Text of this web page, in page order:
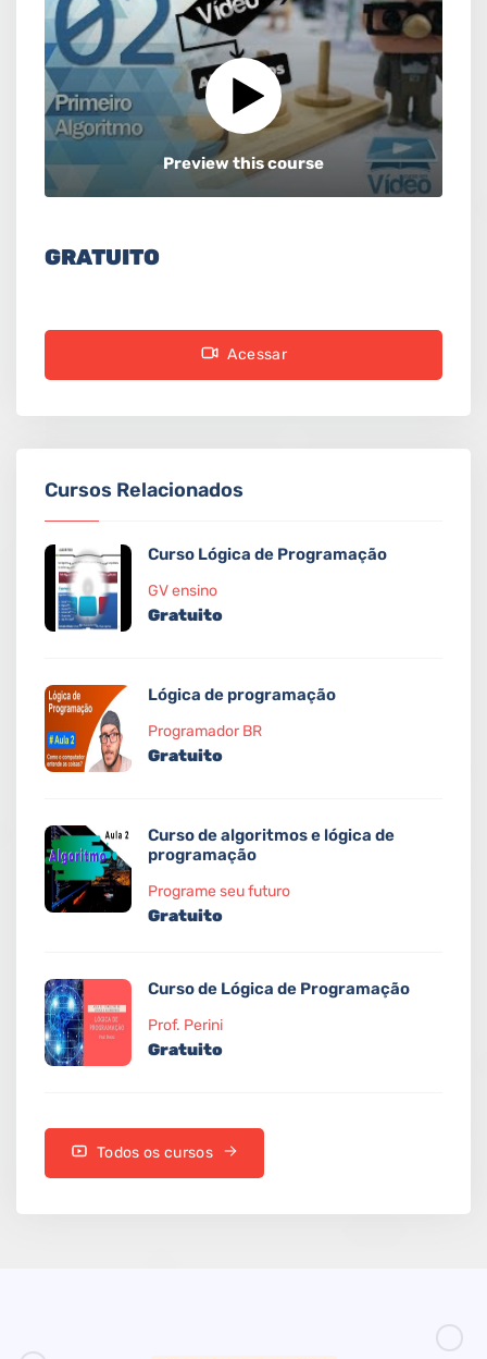
Preview this course
GRATUITO
Acessar
Cursos Relacionados
Curso Lógica de Programação
GV ensino
Gratuito
Lógica de programação
Programador BR
Gratuito
Curso de algoritmos e lógica de
programação
Programe seu futuro
Gratuito
Curso de Lógica de Programação
Prof. Perini
Gratuito
Todos os cursos